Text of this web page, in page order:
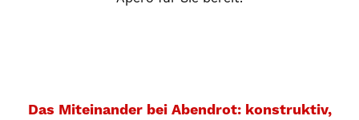
Das Miteinander bei Abendrot: konstruktiv,